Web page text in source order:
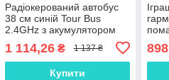
Радіокерований автобус
38 см синій Tour Bus
2.4GHz з акумулятором
1 114,26₴ 1 137 ₴
Купити
що
і